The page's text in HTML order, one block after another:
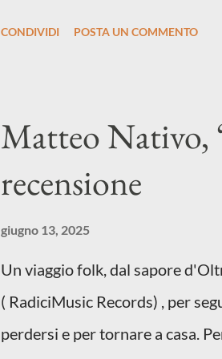
disorientamento e tensioni
e perfino di esistere, sotto il
anche quando l’aria sembra
d’intenti: Cico Messina apre il
composizi...
CONDIVIDI POSTA UN COMMENTO
Matteo Nativo,
recensione
giugno 13, 2025
Un viaggio folk, dal sapore
( RadiciMusic Records) , per
perdersi e per tornare a casa.